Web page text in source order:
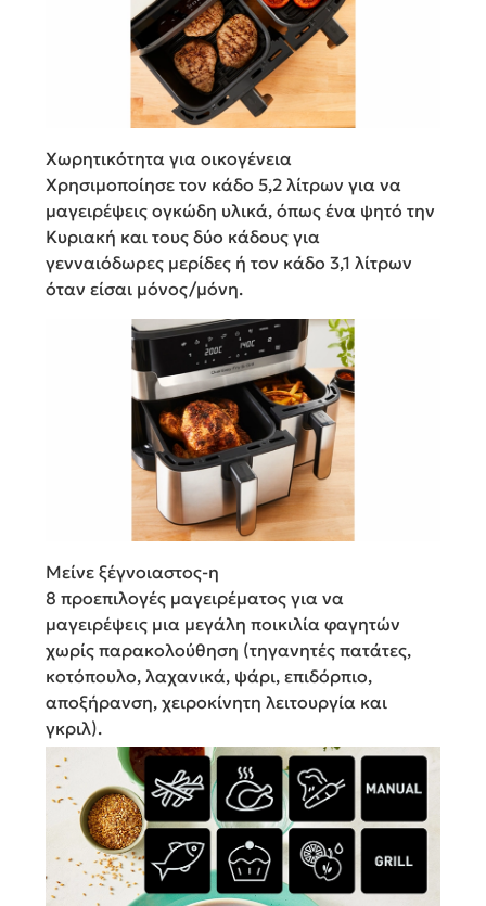
Χωρητικότητα για οικογένεια
Χρησιμοποίησε τον κάδο 5,2 λίτρων για να
μαγειρέψεις ογκώδη υλικά, όπως ένα ψητό την
Κυριακή και τους δύο κάδους για
γενναιόδωρες μερίδες ή τον κάδο 3,1 λίτρων
όταν είσαι μόνος/μόνη.
Μείνε ξέγνοιαστος-η
8 προεπιλογές μαγειρέματος για να
μαγειρέψεις μια μεγάλη ποικιλία φαγητών
χωρίς παρακολούθηση (τηγανητές πατάτες,
κοτόπουλο, λαχανικά, ψάρι, επιδόρπιο,
αποξήρανση, χειροκίνητη λειτουργία και
γκριλ).